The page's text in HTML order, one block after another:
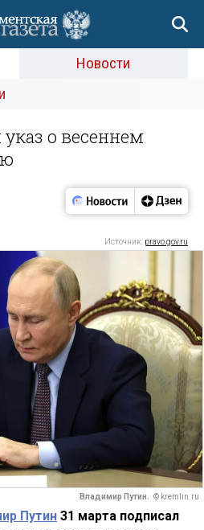
Новости
о весеннем
Источник: pravo.gov.ru
Владимир Путин. © kremlin.ru
Путин 31 марта подписал